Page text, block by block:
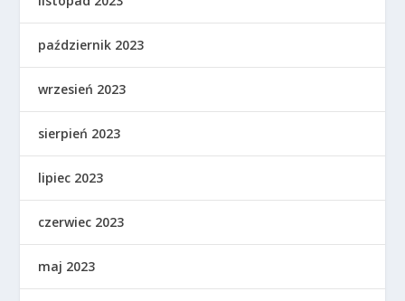
październik 2023
wrzesień 2023
sierpień 2023
lipiec 2023
czerwiec 2023
maj 2023